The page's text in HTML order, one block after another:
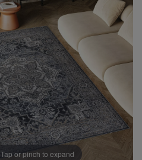
Tap or pinch to expand